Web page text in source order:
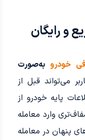
و رایگان
خودروبه‌صورت
می‌تواند قبل از
پایه خودرو از
وارد معامله
پنهان در معامله